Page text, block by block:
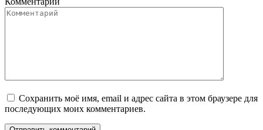
Сохранить моё имя, email и адрес сайта в этом браузере для
последующих моих комментариев.